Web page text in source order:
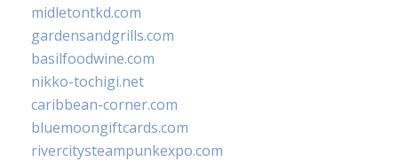
midletontkd.com
gardensandgrills.com
basilfoodwine.com
nikko-tochigi.net
caribbean-corner.com
bluemoongiftcards.com
rivercitysteampunkexpo.com